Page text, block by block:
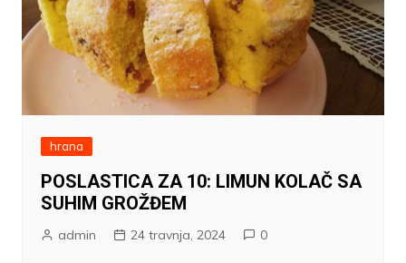
hrana
POSLASTICA ZA 10: LIMUN KOLAČ SA
SUHIM GROŽĐEM
admin 24 travnja, 2024 0